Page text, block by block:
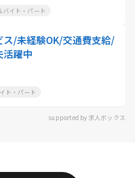
バイト・パート
/未経験OK/交通費支給/
躍中
ト・パート
supported by 求人ボックス